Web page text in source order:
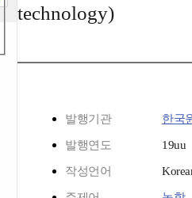
technology)
발행기관 한국
발행연도 19uu
작성언어